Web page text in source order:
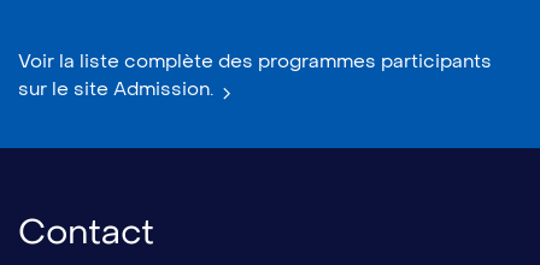
Voir la liste complète des programmes participants
sur le site Admission.
Contact